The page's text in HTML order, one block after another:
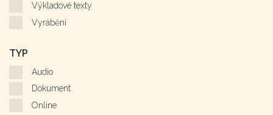
Výkladové texty
Vyrábění
TYP
Audio
Dokument
Online